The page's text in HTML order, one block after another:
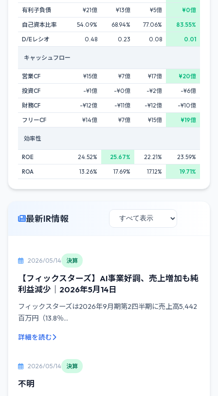
有利子負債
¥21億 ¥13億 ¥5億
¥0億
自己資本比率
54.09% 68.94% 77.06%
83.55%
D/Eレシオ
0.48 0.23 0.08 0.01
キャッシュフロー
営業CF ¥15億 ¥7億 ¥17億
¥20億
投資CF
-¥1億 -¥0億 -¥2億
-¥6億
財務CF
-¥12億 -¥11億 -¥12億
-¥10億
フリーCF
¥14億 ¥7億 ¥15億 ¥19億
効率性
ROE 24.52% 25.67% 22.21%
23.59%
ROA
13.26% 17.69% 17.12% 19.71%
最新IR情報
2026/05/14 決算
【フィックスターズ】AI事業好調、売上増加も純
利益減少｜2026年5月14日
フィックスターズは2026年9月期第2四半期に売上高5,442
百万円（13.8％...
詳細を読む
2026/05/14 決算
不明